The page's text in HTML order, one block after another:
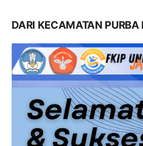
DARI KECAMATAN PURBA